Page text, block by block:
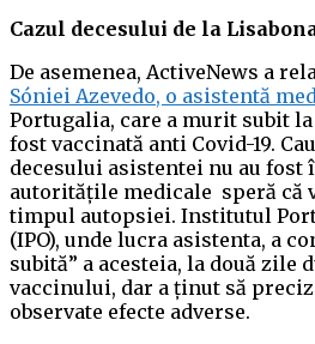
Cazul decesului de la
De asemenea, ActiveNews a
Sóniei Azevedo, o asistentă
Portugalia, care a murit subit
fost vaccinată anti Covid-19.
decesului asistentei nu au fost
autoritățile medicale speră că
timpul autopsiei. Institutul
(IPO), unde lucra asistenta, a
subită” a acesteia, la două zile
vaccinului, dar a ținut să
observate efecte adverse.